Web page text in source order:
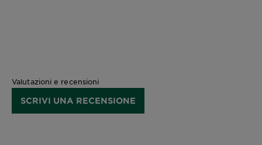
Valutazioni e recensioni
SCRIVI UNA RECENSIONE